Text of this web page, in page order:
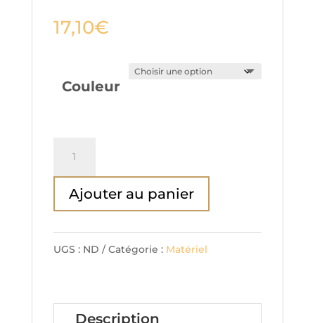
17,10€
Couleur
quantité
de
Kit
pour
Ajouter au panier
UGS : ND Catégorie : Matériel
Description